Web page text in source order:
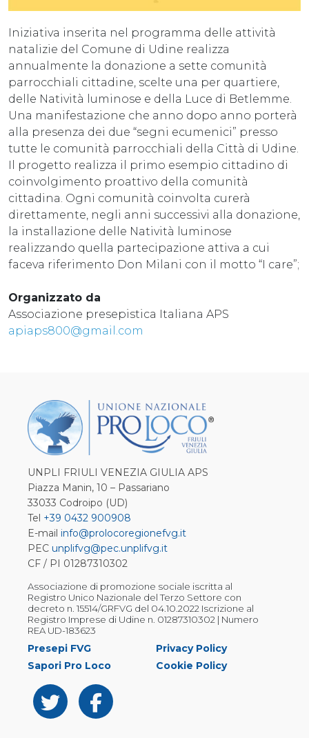
Iniziativa inserita nel programma delle attività
natalizie del Comune di Udine realizza
annualmente la donazione a sette comunità
parrocchiali cittadine, scelte una per quartiere,
delle Natività luminose e della Luce di Betlemme.
Una manifestazione che anno dopo anno porterà
alla presenza dei due “segni ecumenici” presso
tutte le comunità parrocchiali della Città di Udine.
Il progetto realizza il primo esempio cittadino di
coinvolgimento proattivo della comunità
cittadina. Ogni comunità coinvolta curerà
direttamente, negli anni successivi alla donazione,
la installazione delle Natività luminose
realizzando quella partecipazione attiva a cui
faceva riferimento Don Milani con il motto “I care”;
Organizzato da
Associazione presepistica Italiana APS
apiaps800@gmail.com
UNPLI FRIULI VENEZIA GIULIA APS
Piazza Manin, 10 – Passariano
33033 Codroipo (UD)
Tel +39 0432 900908
E-mail info@prolocoregionefvg.it
PEC unplifvg@pec.unplifvg.it
CF / PI 01287310302
Associazione di promozione sociale iscritta al
Registro Unico Nazionale del Terzo Settore con
decreto n. 15514/GRFVG del 04.10.2022 Iscrizione al
Registro Imprese di Udine n. 01287310302 | Numero
REA UD-183623
Presepi FVG
Sapori Pro Loco
Privacy Policy
Cookie Policy